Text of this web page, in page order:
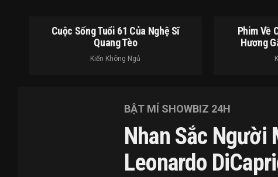
Cuộc Sống Tuổi 61 Của Nghệ Sĩ
Quang Tèo
Kiến Không Ngủ
Phim Về
Hương
BẬT MÍ SHOWBIZ 24H
Nhan Sắc Người
Leonardo